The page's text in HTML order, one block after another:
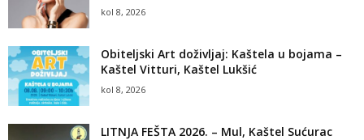
kol 8, 2026
Obiteljski Art doživljaj: Kaštela u bojama –
Kaštel Vitturi, Kaštel Lukšić
kol 8, 2026
LITNJA FEŠTA 2026. – Mul, Kaštel Sućurac